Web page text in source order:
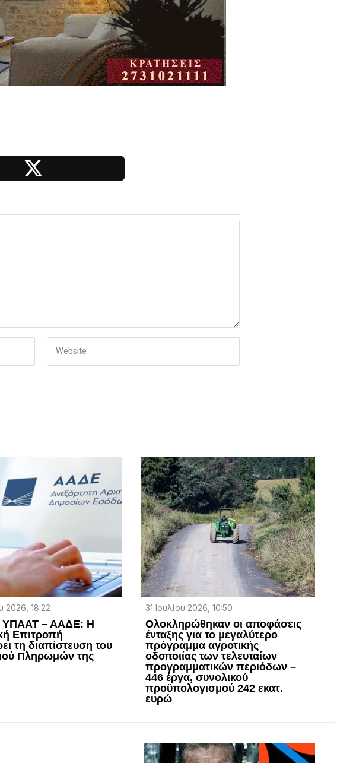
2026, 18:22
– ΑΑΔΕ: H
Επιτροπή
τη διαπίστευση του
Πληρωμών της
31 Ιουλίου 2026, 10:50
Ολοκληρώθηκαν οι αποφάσεις
ένταξης για το μεγαλύτερο
πρόγραμμα αγροτικής
οδοποιίας των τελευταίων
προγραμματικών περιόδων –
446 έργα, συνολικού
προϋπολογισμού 242 εκατ.
ευρώ